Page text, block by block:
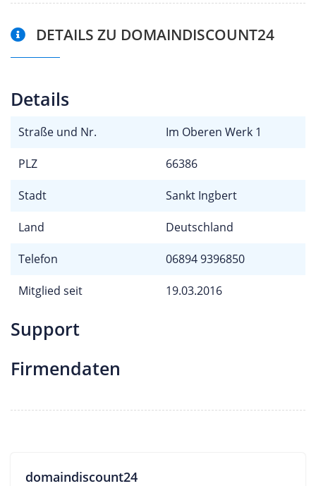
DETAILS ZU DOMAINDISCOUNT24
Details
Straße und Nr. Im Oberen Werk 1
PLZ 66386
Stadt Sankt Ingbert
Land Deutschland
Telefon 06894 9396850
Mitglied seit 19.03.2016
Support
Firmendaten
domaindiscount24